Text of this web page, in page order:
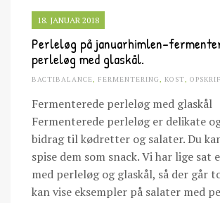
18. JANUAR 2018
Perleløg på januarhimlen-
perleløg med glaskål.
BACTIBALANCE, FERMENTERING, KOST,
Fermenterede perleløg med glaskål
Fermenterede perleløg er delikate
bidrag til kødretter og salater. Du
spise dem som snack. Vi har lige sat
med perleløg og glaskål, så der går
kan vise eksempler på salater med